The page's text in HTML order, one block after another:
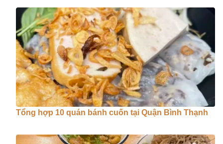
Tổng hợp 10 quán bánh cuốn tại Quận Bình Thạnh